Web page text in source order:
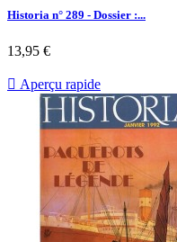
Historia n° 289 - Dossier :...
Prix
13,95 €
 Aperçu rapide